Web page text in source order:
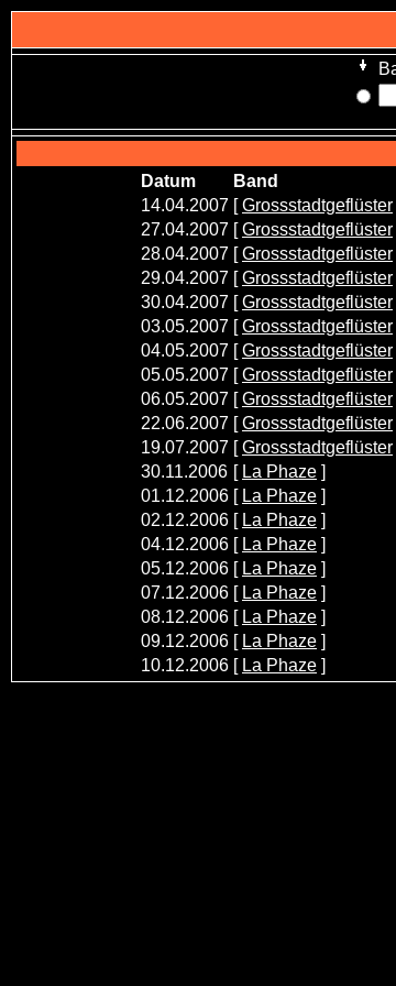
Datum Band
14.04.2007 [Grossstadtgeflüster
27.04.2007 [Grossstadtgeflüster
28.04.2007 [Grossstadtgeflüster
29.04.2007 [Grossstadtgeflüster
30.04.2007 [Grossstadtgeflüster
03.05.2007 [Grossstadtgeflüster
04.05.2007 [Grossstadtgeflüster
05.05.2007 [Grossstadtgeflüster
06.05.2007 [Grossstadtgeflüster
22.06.2007 [Grossstadtgeflüster
19.07.2007 [Grossstadtgeflüster
30.11.2006 [ La Phaze ]
01.12.2006 [ La Phaze ]
02.12.2006 [ La Phaze ]
04.12.2006 [ La Phaze ]
05.12.2006 [ La Phaze ]
07.12.2006 [ La Phaze ]
08.12.2006 [ La Phaze ]
09.12.2006 [ La Phaze ]
10.12.2006 [ La Phaze ]